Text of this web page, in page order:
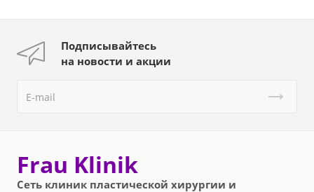
Подписывайтесь
на новости и акции
Frau Klinik
Сеть клиник пластической хирургии и